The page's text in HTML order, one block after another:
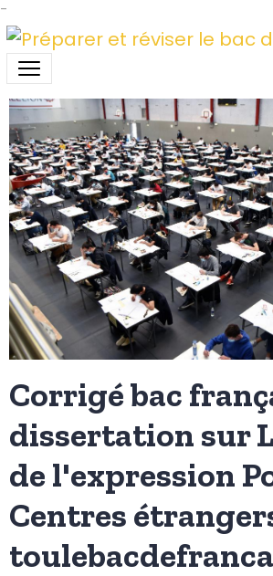
-
Corrigé bac
dissertation sur
de l'expression
Centres